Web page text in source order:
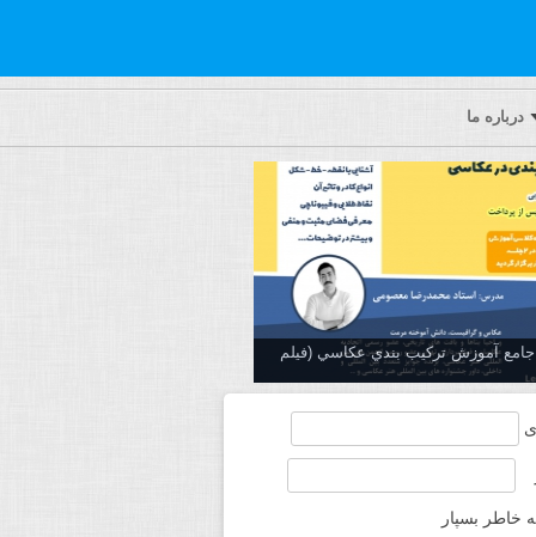
درباره ما
جامع آموزش تركيب بندي عكاسي (فیلم
خاطر بسپار